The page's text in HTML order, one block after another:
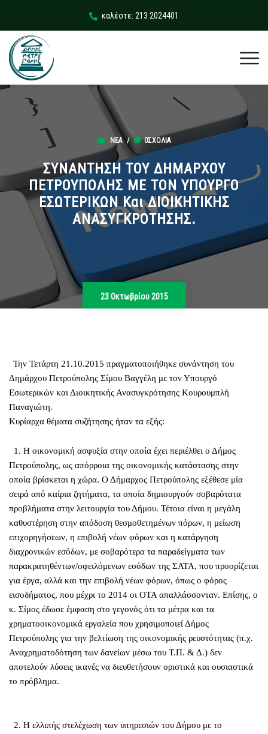
καλέστε: 213 2024401
ΝΈΑ/ 0ΣΧΌΛΙΑ
ΣΥΝΑΝΤΗΣΗ ΤΟΥ ΔΗΜΑΡΧΟΥ
ΠΕΤΡΟΥΠΟΛΗΣ ΜΕ ΤΟΝ ΥΠΟΥΡΓΟ
ΕΣΩΤΕΡΙΚΩΝ Και ΔΙΟΙΚΗΤΙΚΗΣ
ΑΝΑΣΥΓΚΡΟΤΗΣΗΣ.
23 Οκτωβρίου 2015
Την Τετάρτη 21.10.2015 πραγματοποιήθηκε συνάντηση του
Δημάρχου Πετρούπολης Σίμου Βαγγέλη με τον Υπουργό
Εσωτερικών και Διοικητικής Ανασυγκρότησης Κουρουμπλή
Παναγιώτη.
Κυρίαρχα θέματα συζήτησης ήταν τα εξής:
1. Η οικονομική ασφυξία στην οποία έχει περιέλθει ο Δήμος
Πετρούπολης, ως απόρροια της οικονομικής κατάστασης στην
οποία βρίσκεται η χώρα. Ο Δήμαρχος Πετρούπολης εξέθεσε μία
σειρά από καίρια ζητήματα, τα οποία δημιουργούν σοβαρότατα
προβλήματα στην λειτουργία του Δήμου. Τέτοια είναι η μεγάλη
καθυστέρηση στην απόδοση θεσμοθετημένων πόρων, η μείωση
επιχορηγήσεων, η επιβολή νέων φόρων και η κατάργηση
διαχρονικών εσόδων, με σοβαρότερα τα παραδείγματα των
παρακρατηθέντων/οφειλόμενων εσόδων της ΣΑΤΑ, που προορίζεται
για έργα, αλλά και την επιβολή νέων φόρων, όπως ο φόρος
εισοδήματος, που μέχρι το 2014 οι ΟΤΑ απαλλάσσονταν. Επίσης, ο
κ. Σίμος έδωσε έμφαση στο γεγονός ότι τα μέτρα και τα
χρηματοοικονομικά εργαλεία που χρησιμοποιεί Δήμος
Πετρούπολης για την βελτίωση της οικονομικής ρευστότητας (π.χ.
Αναχρηματοδότηση των δανείων μέσω του Τ.Π. & Δ.) δεν
αποτελούν λύσεις ικανές να διευθετήσουν οριστικά και ουσιαστικά
το πρόβλημα.
2. Η ελλιπής στελέχωση των υπηρεσιών του Δήμου με το